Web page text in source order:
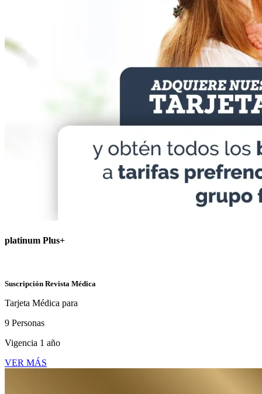
platinum Plus+
Suscripción Revista Médica
Tarjeta Médica para
9 Personas
Vigencia 1 año
VER MÁS